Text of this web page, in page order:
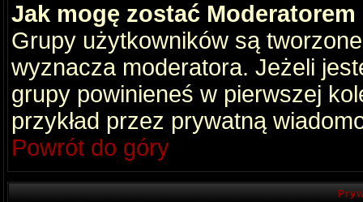
Jak mogę zostać
Grupy użytkowników są
wyznacza moderatora. Jeżeli
grupy powinieneś w pierwszej
przykład przez prywatną
Powrót do góry